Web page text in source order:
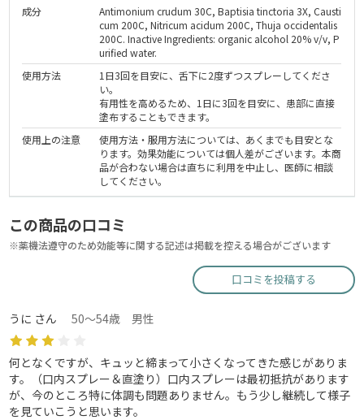
成分
Antimonium crudum 30C, Baptisia tinctoria 3X, Causti
cum 200C, Nitricum acidum 200C, Thuja occidentalis
200C. Inactive Ingredients: organic alcohol 20% v/v, P
urified water.
使用方法
1日3回を目安に、舌下に2度ずつスプレーしてくださ
い。
有用性を高めるため、1日に3回を目安に、患部に直接
塗布することもできます。
使用上の注意
使用方法・服用方法については、あくまでも目安とな
ります。効果効能については個人差がございます。本商
品が合わない場合は直ちに利用を中止し、医師に相談
してください。
この商品の口コミ
※薬機法遵守のため効能等に関する記述は掲載を控える場合がございます
口コミを投稿する
うに さん 50～54歳 男性
何となくですが、キュッと締まって小さくなってきた感じがありま
す。（口内スプレー＆直塗り）口内スプレーは最初抵抗があります
が、今のところ特に体調も問題ありません。もう少し継続して様子
を見ていこうと思います。